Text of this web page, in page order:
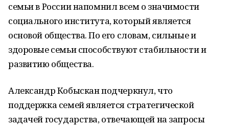
семьи в России напомнил всем о значимости
социального института, который является
основой общества. По его словам, сильные и
здоровые семьи способствуют стабильности и
развитию общества.
Александр Кобыскан подчеркнул, что
поддержка семей является стратегической
задачей государства, отвечающей на запросы